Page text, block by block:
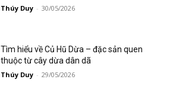
Thúy Duy - 30/05/2026
Tìm hiểu về Củ Hũ Dừa – đặc sản quen
thuộc từ cây dừa dân dã
Thúy Duy - 29/05/2026